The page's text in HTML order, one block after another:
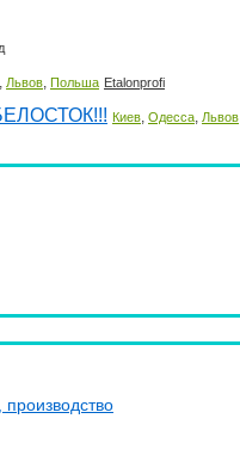
, Львов, Польша Etalonprofi
Киев, Одесса, Львов